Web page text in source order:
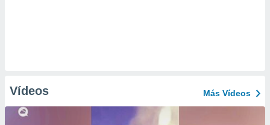
Vídeos Más Vídeos